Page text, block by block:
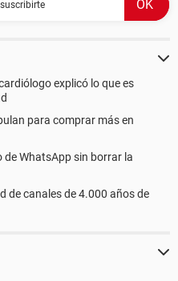
explicó lo que es
para comprar más en
WhatsApp sin borrar la
de canales de 4.000 años de